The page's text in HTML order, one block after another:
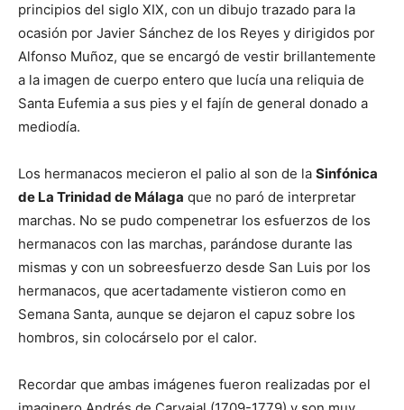
principios del siglo XIX, con un dibujo trazado para la
ocasión por Javier Sánchez de los Reyes y dirigidos por
Alfonso Muñoz, que se encargó de vestir brillantemente
a la imagen de cuerpo entero que lucía una reliquia de
Santa Eufemia a sus pies y el fajín de general donado a
mediodía.
Los hermanacos mecieron el palio al son de la Sinfónica
de La Trinidad de Málaga que no paró de interpretar
marchas. No se pudo compenetrar los esfuerzos de los
hermanacos con las marchas, parándose durante las
mismas y con un sobreesfuerzo desde San Luis por los
hermanacos, que acertadamente vistieron como en
Semana Santa, aunque se dejaron el capuz sobre los
hombros, sin colocárselo por el calor.
Recordar que ambas imágenes fueron realizadas por el